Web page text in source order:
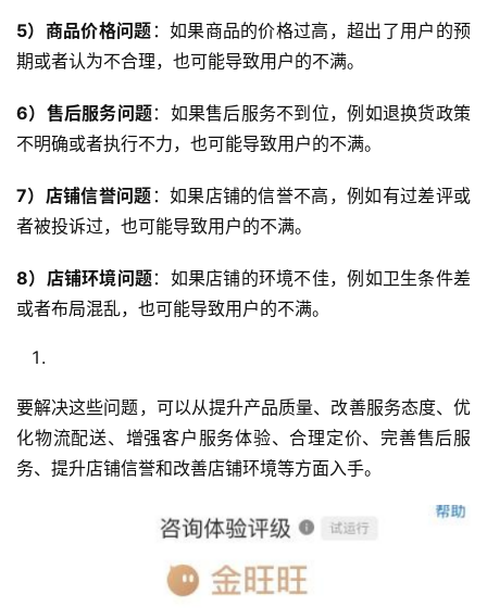
5）商品价格问题 ：如果商品的价格过高，超出了用户的预
期或者认为不合理，也可能导致用户的不满。
6）售后服务问题：如果售后服务不到位，例如退换货政策
不明确或者执行不力，也可能导致用户的不满。
7）店铺信誉问题 ：如果店铺的信誉不高，例如有过差评或
者被投诉过，也可能导致用户的不满。
8）店铺环境问题：如果店铺的环境不佳，例如卫生条件差
或者布局混乱，也可能导致用户的不满。
要解决这些问题，可以从提升产品质量、改善服务态度、优
化物流配送、增强客户服务体验、合理定价、完善售后服
务、提升店铺信誉和改善店铺环境等方面入手。